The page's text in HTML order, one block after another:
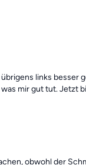
links besser
mir gut tut. Jetzt
obwohl der